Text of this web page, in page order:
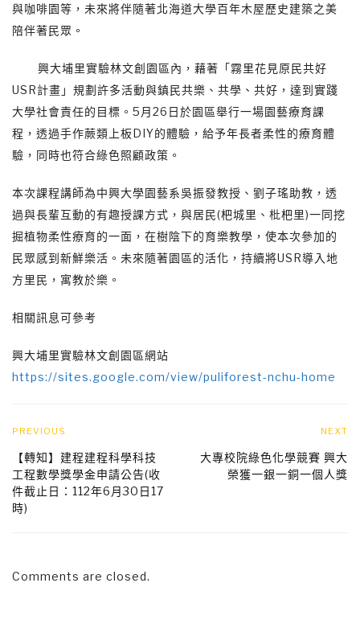
與咖啡園等，未來將伴隨著北海道大學百年木屋歷史建築之美
陪伴著民眾。
興大埔里實驗林文創園區內，藉著「霧里花見原民共好
USR計畫」規劃許多活動與鎮民共樂、共學、共好，達到實踐
大學社會責任的目標。5月26日於園區舉行一場園藝療育課
程，透過手作蕨類上板DIY的體驗，給予年長者柔性的療育體
驗，同時也符合綠色照顧政策。
本次課程講師為中興大學園藝系吳振發教授、劉子瑤助教，透
過與長輩互動的有趣授課方式，與居民(杷城里、枇杷里)一同挖
掘植物柔性療育的一面，在樹陰下的育樂教學，使本次參加的
民眾感到新鮮樂活。未來隨著園區的活化，持續將USR導入地
方里民，寓教於樂。
相關訊息可參考
興大埔里實驗林文創園區網站
https://sites.google.com/view/puliforest-nchu-home
PREVIOUS
【轉知】建程建程科學科技
工程數學獎學金申請公告(收
件截止日：112年6月30日17
時)
NEXT
大專校院綠色化學競賽 興大
榮獲一銀一銅一個人獎
Comments are closed.